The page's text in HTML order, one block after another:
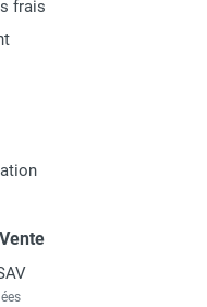
frais